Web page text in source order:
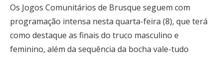
Os Jogos Comunitários de Brusque seguem com
programação intensa nesta quarta-feira (8), que terá
como destaque as finais do truco masculino e
feminino, além da sequência da bocha vale-tudo